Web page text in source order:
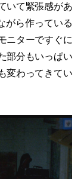
いて緊張感があ
がら作っている
ニターですぐに
部分もいっぱい
変わってきてい